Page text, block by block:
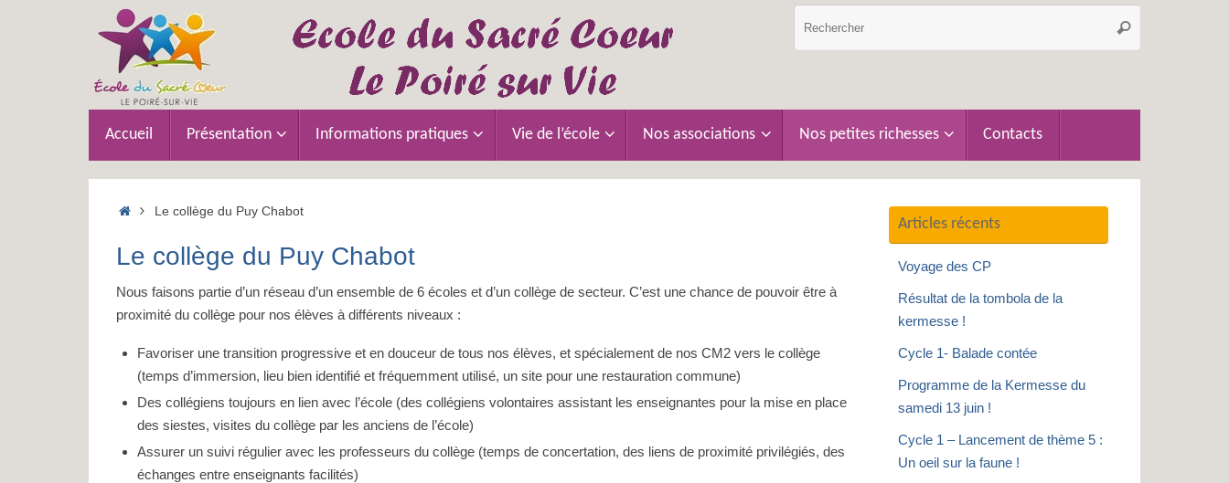
Rechercher
Accueil Présentation Informations pratiques Vie de l’école Nos associations Nos petites richesses Contacts
AccueilLe collège du Puy Chabot
Le collège du Puy Chabot
Nous faisons partie d’un réseau d’un ensemble de 6 écoles et d’un collège de secteur. C’est une chance de pouvoir être à
proximité du collège pour nos élèves à différents niveaux :
Favoriser une transition progressive et en douceur de tous nos élèves, et spécialement de nos CM2 vers le collège
(temps d’immersion, lieu bien identifié et fréquemment utilisé, un site pour une restauration commune)
Des collégiens toujours en lien avec l’école (des collégiens volontaires assistant les enseignantes pour la mise en place
des siestes, visites du collège par les anciens de l’école)
Assurer un suivi régulier avec les professeurs du collège (temps de concertation, des liens de proximité privilégiés, des
échanges entre enseignants facilités)
Articles récents
Voyage des CP
Résultat de la tombola de la
kermesse !
Cycle 1- Balade contée
Programme de la Kermesse du
samedi 13 juin !
Cycle 1 – Lancement de thème 5 :
Un oeil sur la faune !